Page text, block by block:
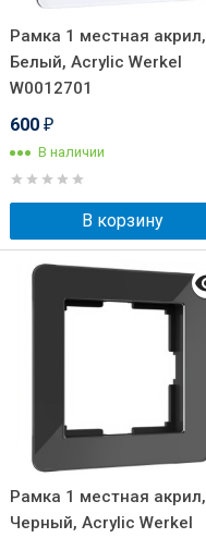
Рамка 1 местная акрил,
Белый, Acrylic Werkel
W0012701
600 ₽
В наличии
В корзину
Рамка 1 местная акрил,
Черный, Acrylic Werkel